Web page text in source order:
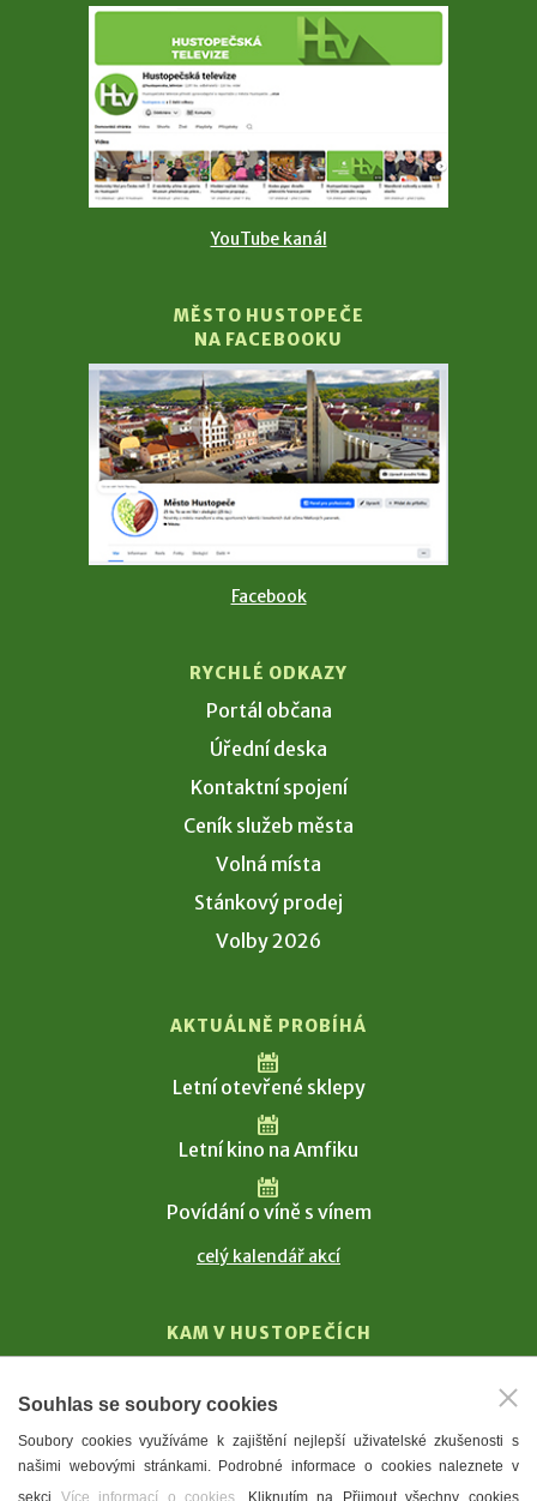
YouTube kanál
MĚSTO HUSTOPEČE
NA FACEBOOKU
Facebook
RYCHLÉ ODKAZY
Portál občana
Úřední deska
Kontaktní spojení
Ceník služeb města
Volná místa
Stánkový prodej
Volby 2026
AKTUÁLNĚ PROBÍHÁ
Letní otevřené sklepy
Letní kino na Amfiku
Povídání o víně s vínem
celý kalendář akcí
KAM V HUSTOPEČÍCH
T. G. Masaryk
Mandloně
Ubytování
Souhlas se soubory cookies
Soubory cookies využíváme k zajištění nejlepší uživatelské zkušenosti s
našimi webovými stránkami. Podrobné informace o cookies naleznete v
sekci Více informací o cookies . Kliknutím na Přijmout všechny cookies